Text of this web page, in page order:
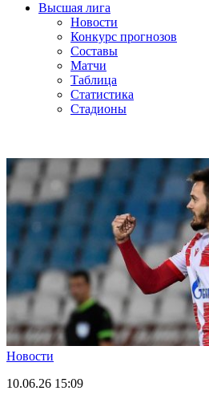
Высшая лига
Новости
Конкурс прогнозов
Составы
Матчи
Таблица
Статистика
Стадионы
Новости
10.06.26 15:09